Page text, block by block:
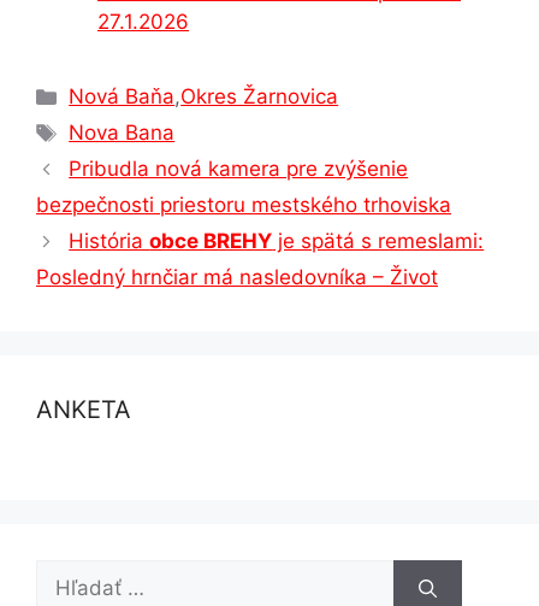
27.1.2026
Kategórie
Nová Baňa,Okres Žarnovica
Značky
Nova Bana
Pribudla nová kamera pre zvýšenie
bezpečnosti priestoru mestského trhoviska
Históriaobce BREHY je spätá s remeslami:
Posledný hrnčiar má nasledovníka – Život
ANKETA
Hľadať: